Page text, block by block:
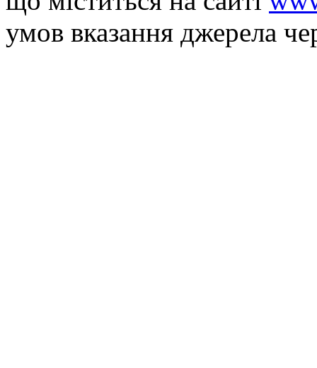
умов вказання джерела